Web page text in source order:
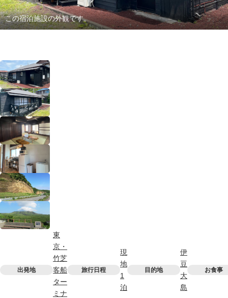
この宿泊施設の外観です。
出発地
東
京・
竹芝
客船
ター
ミナ
旅行日程
現
地
1
泊
目的地
伊
豆
大
島
お食事